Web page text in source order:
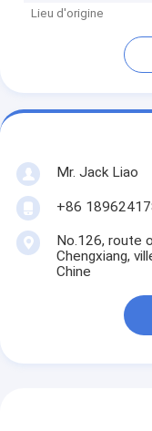
Lieu d'origine
Mr. Jack Liao
+86
No.126, route
Chengxiang,
Chine